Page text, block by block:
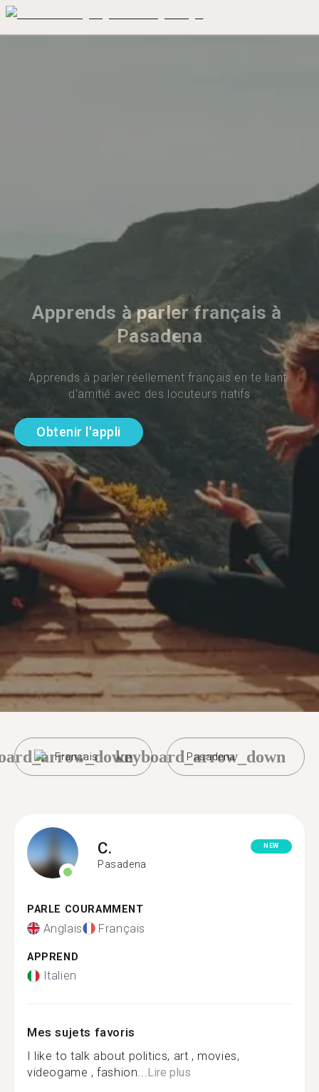
Apprends à parler français à
Pasadena
Apprends à parler réellement français en te liant
d'amitié avec des locuteurs natifs
Obtenir l'appli
Français Pasadena
keyboard_arrow_down
C.
Pasadena
NEW
PARLE COURAMMENT
Anglais Français
APPREND
Italien
Mes sujets favoris
I like to talk about politics, art , movies,
videogame , fashion...Lire plus